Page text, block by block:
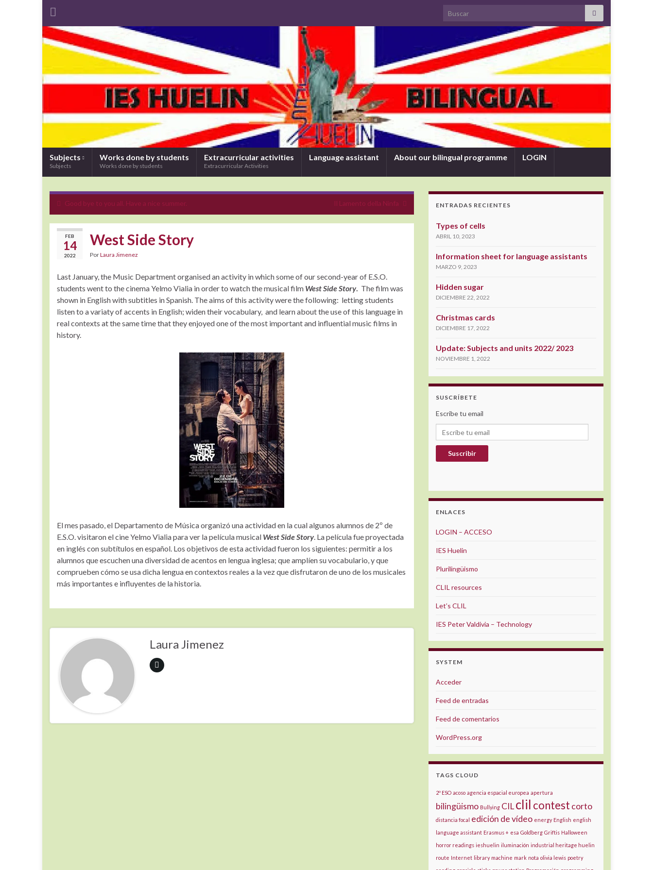
Search for:
Subjects
Subjects
Works done by students
Works done by students
Extracurricular activities
Extracurricular Activities
Language assistant About our bilingual programme LOGIN
Good bye to you all. Have a nice summer. Il Lamento della Ninfa
FEB
14
2022
West Side Story
PorLaura Jimenez
Last January, the Music Department organised an activity in which some of our second-year of E.S.O.
students went to the cinema Yelmo Vialia in order to watch the musical film West Side Story. The film was
shown in English with subtitles in Spanish. The aims of this activity were the following: letting students
listen to a variaty of accents in English; widen their vocabulary, and learn about the use of this language in
real contexts at the same time that they enjoyed one of the most important and influential music films in
history.
El mes pasado, el Departamento de Música organizó una actividad en la cual algunos alumnos de 2º de
E.S.O. visitaron el cine Yelmo Vialia para ver la película musical West Side Story. La película fue proyectada
en inglés con subtítulos en español. Los objetivos de esta actividad fueron los siguientes: permitir a los
alumnos que escuchen una diversidad de acentos en lengua inglesa; que amplíen su vocabulario, y que
comprueben cómo se usa dicha lengua en contextos reales a la vez que disfrutaron de uno de los musicales
más importantes e influyentes de la historia.
Laura Jimenez
ENTRADAS RECIENTES
Types of cells
ABRIL 10, 2023
Information sheet for language assistants
MARZO 9, 2023
Hidden sugar
DICIEMBRE 22, 2022
Christmas cards
DICIEMBRE 17, 2022
Update: Subjects and units 2022/ 2023
NOVIEMBRE 1, 2022
SUSCRÍBETE
Escribe tu email
Escribe tu email
Suscribir
ENLACES
LOGIN – ACCESO
IES Huelin
Plurilingüismo
CLIL resources
Let’s CLIL
IES Peter Valdivia – Technology
SYSTEM
Acceder
Feed de entradas
Feed de comentarios
WordPress.org
TAGS CLOUD
2º ESO acoso agencia espacial europea apertura
bilingüismo Bullying CILclil contest corto
distancia focal edición de vídeo energy English english
language assistant Erasmus + esa Goldberg Griftis Halloween
horror readings ieshuelin iluminación industrial heritage huelin
route Internet library machine mark nota olivia lewis poetry